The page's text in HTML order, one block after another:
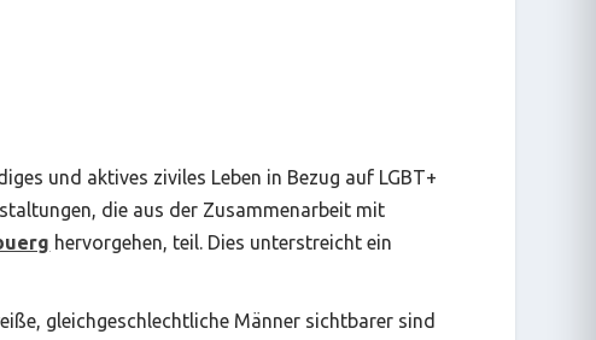
und aktives ziviles Leben in Bezug auf LGBT+
die aus der Zusammenarbeit mit
hervorgehen, teil. Dies unterstreicht ein
gleichgeschlechtliche Männer sichtbarer sind